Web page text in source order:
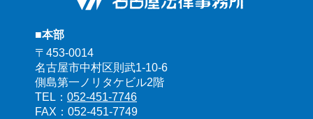
■本部
〒453-0014
名古屋市中村区則武1-10-6
側島第一ノリタケビル2階
TEL： 052-451-7746
FAX：052-451-7749